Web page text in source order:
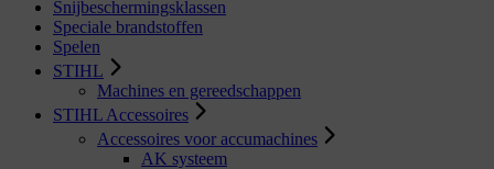
Snijbeschermingsklassen
Speciale brandstoffen
Spelen
STIHL
Machines en gereedschappen
STIHL Accessoires
Accessoires voor accumachines
AK systeem